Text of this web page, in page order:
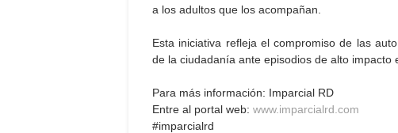
a los adultos que los acompañan.
Esta iniciativa refleja el compromiso de las
de la ciudadanía ante episodios de alto impacto
Para más información: Imparcial RD
Entre al portal web: www.imparcialrd.com
#imparcialrd